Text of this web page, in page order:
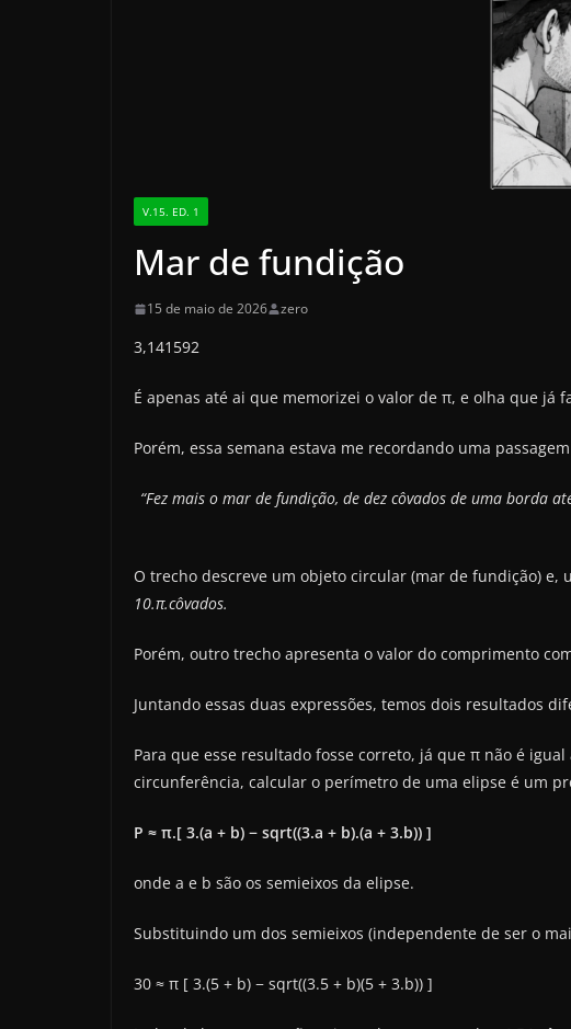
V.15. ED. 1
Mar de fundição
15 de maio de 2026 zero
3,141592
É apenas até ai que memorizei o valor de π, e olha que já
Porém, essa semana estava me recordando uma
“Fez mais o mar de fundição, de dez côvados de uma borda
O trecho descreve um objeto circular (mar de fundição)
10.π.côvados.
Porém, outro trecho apresenta o valor do comprimento
Juntando essas duas expressões, temos dois resultados
Para que esse resultado fosse correto, já que π não é
circunferência, calcular o perímetro de uma elipse é um
P ≈ π.[ 3.(a + b) − sqrt((3.a + b).(a + 3.b)) ]
onde a e b são os semieixos da elipse.
Substituindo um dos semieixos (independente de ser o
30 ≈ π [ 3.(5 + b) − sqrt((3.5 + b)(5 + 3.b)) ]